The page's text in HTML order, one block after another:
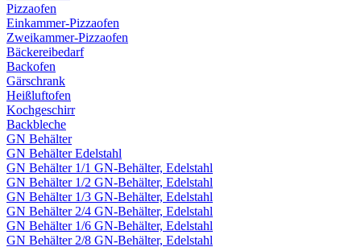
Pizzaofen
Einkammer-Pizzaofen
Zweikammer-Pizzaofen
Bäckereibedarf
Backofen
Gärschrank
Heißluftofen
Kochgeschirr
Backbleche
GN Behälter
GN Behälter Edelstahl
GN Behälter 1/1 GN-Behälter, Edelstahl
GN Behälter 1/2 GN-Behälter, Edelstahl
GN Behälter 1/3 GN-Behälter, Edelstahl
GN Behälter 2/4 GN-Behälter, Edelstahl
GN Behälter 1/6 GN-Behälter, Edelstahl
GN Behälter 2/8 GN-Behälter, Edelstahl